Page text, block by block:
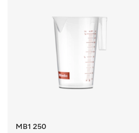
MB1 250